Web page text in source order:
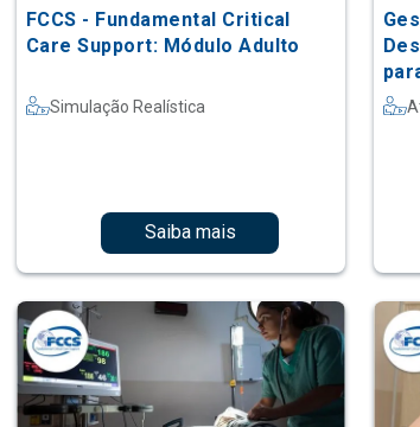
FCCS - Fundamental Critical
Care Support: Módulo Adulto
Simulação Realística
Saiba mais